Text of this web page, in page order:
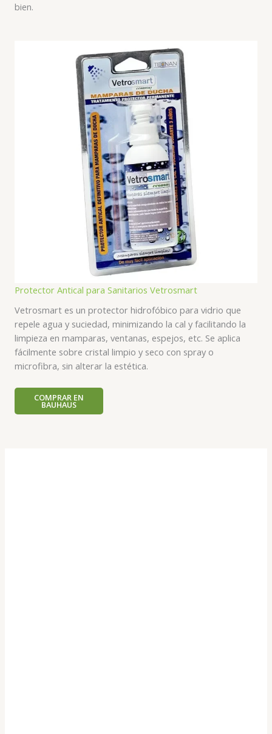
bien.
Protector Antical para Sanitarios Vetrosmart
Vetrosmart es un protector hidrofóbico para vidrio que
repele agua y suciedad, minimizando la cal y facilitando la
limpieza en mamparas, ventanas, espejos, etc. Se aplica
fácilmente sobre cristal limpio y seco con spray o
microfibra, sin alterar la estética.
COMPRAR EN
BAUHAUS